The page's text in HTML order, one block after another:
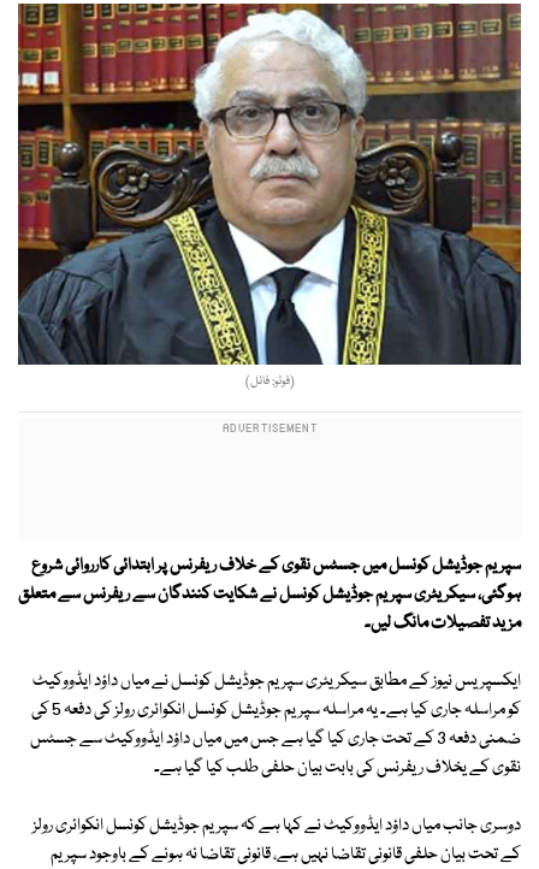
(فوٹو: فائل)
سپریم جوڈیشل کونسل میں جسٹس نقوی کے خلاف ریفرنس پر ابتدائی کارروائی شروع
ہوگئی، سیکریٹری سپریم جوڈیشل کونسل نے شکایت کنندگان سے ریفرنس سے متعلق
مزید تفصیلات مانگ لیں۔
ایکسپریس نیوز کے مطابق سیکریٹری سپریم جوڈیشل کونسل نے میاں داؤد ایڈووکیٹ
کو مراسلہ جاری کیا ہے۔ یہ مراسلہ سپریم جوڈیشل کونسل انکوائری رولز کی دفعہ 5 کی
ضمنی دفعہ 3 کے تحت جاری کیا گیا ہے جس میں میاں داؤد ایڈووکیٹ سے جسٹس
نقوی کے یخلاف ریفرنس کی بابت بیان حلفی طلب کیا گیا ہے۔
دوسری جانب میاں داؤد ایڈووکیٹ نے کہا ہے کہ سپریم جوڈیشل کونسل انکوائری رولز
کے تحت بیان حلفی قانونی تقاضا نہیں ہے، قانونی تقاضا نہ ہونے کے باوجود سپریم